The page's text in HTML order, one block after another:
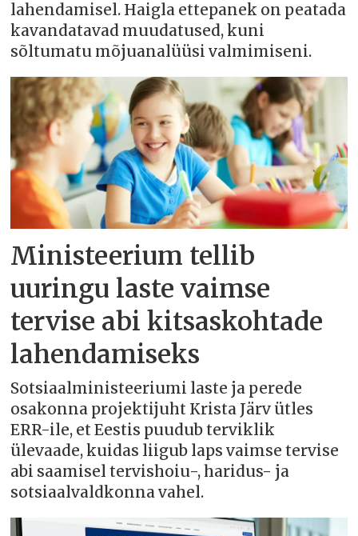
lahendamisel. Haigla ettepanek on peatada
kavandatavad muudatused, kuni
sõltumatu mõjuanalüüsi valmimiseni.
Ministeerium tellib
uuringu laste vaimse
tervise abi kitsaskohtade
lahendamiseks
Sotsiaalministeeriumi laste ja perede
osakonna projektijuht Krista Järv ütles
ERR-ile, et Eestis puudub terviklik
ülevaade, kuidas liigub laps vaimse tervise
abi saamisel tervishoiu-, haridus- ja
sotsiaalvaldkonna vahel.